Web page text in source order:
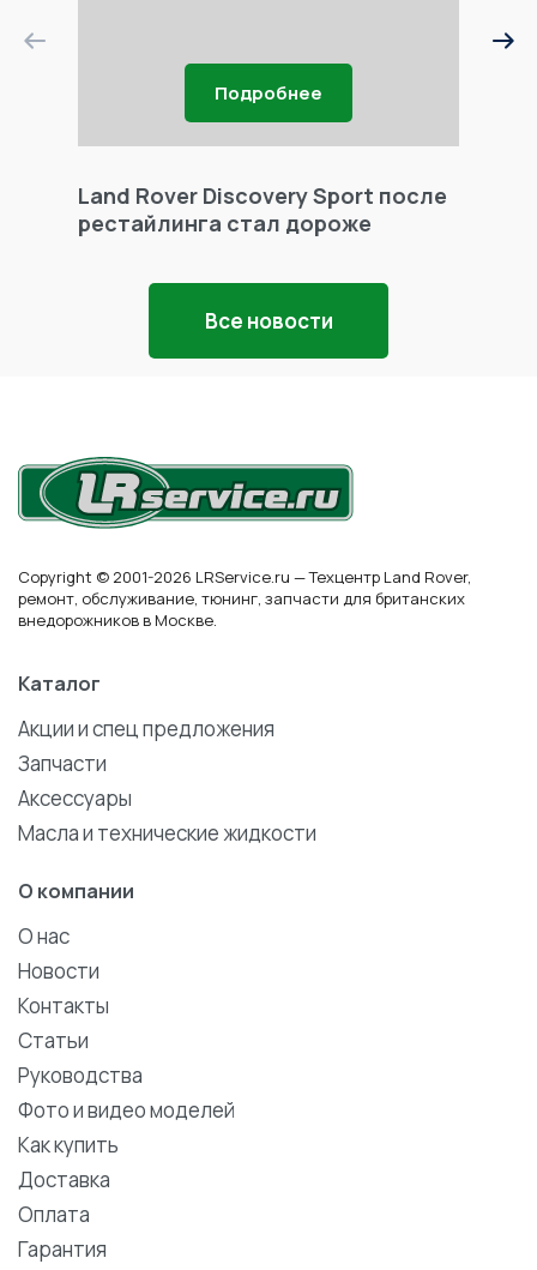
Подробнее
Land Rover Discovery Sport после
рестайлинга стал дороже
Все новости
Copyright © 2001-2026 LRService.ru — Техцентр Land Rover,
ремонт, обслуживание, тюнинг, запчасти для британских
внедорожников в Москве.
Каталог
Акции и спец предложения
Запчасти
Аксессуары
Масла и технические жидкости
О компании
О нас
Новости
Контакты
Статьи
Руководства
Фото и видео моделей
Как купить
Доставка
Оплата
Гарантия